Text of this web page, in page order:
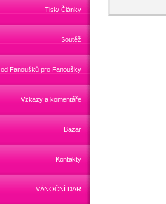
Tisk/ Články
Soutěž
od Fanoušků pro Fanoušky
Vzkazy a komentáře
Bazar
Kontakty
VÁNOČNÍ DAR